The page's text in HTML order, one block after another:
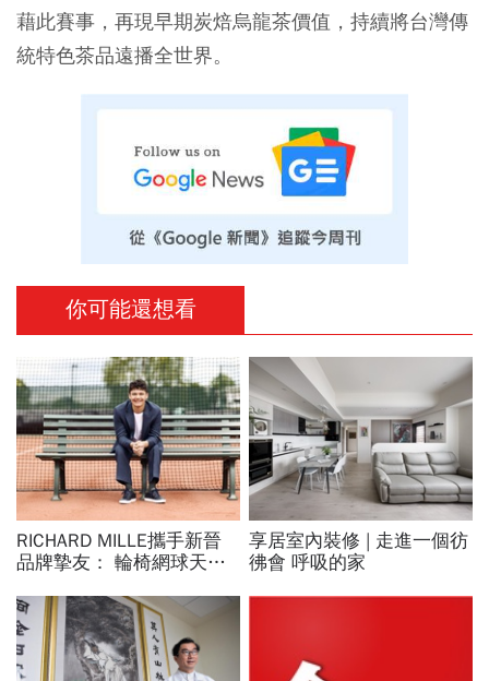
藉此賽事，再現早期炭焙烏龍茶價值，持續將台灣傳
統特色茶品遠播全世界。
你可能還想看
RICHARD MILLE攜手新晉
品牌摯友： 輪椅網球天才
享居室內裝修 | 走進一個彷
彿會 呼吸的家